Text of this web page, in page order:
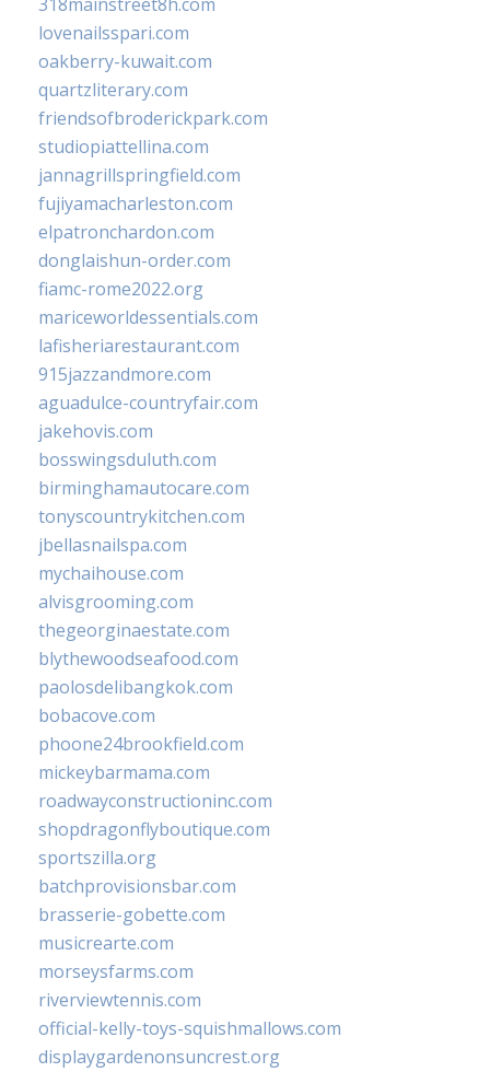
lovenailsspari.com
oakberry-kuwait.com
quartzliterary.com
friendsofbroderickpark.com
studiopiattellina.com
jannagrillspringfield.com
fujiyamacharleston.com
elpatronchardon.com
donglaishun-order.com
fiamc-rome2022.org
mariceworldessentials.com
lafisheriarestaurant.com
915jazzandmore.com
aguadulce-countryfair.com
jakehovis.com
bosswingsduluth.com
birminghamautocare.com
tonyscountrykitchen.com
jbellasnailspa.com
mychaihouse.com
alvisgrooming.com
thegeorginaestate.com
blythewoodseafood.com
paolosdelibangkok.com
bobacove.com
phoone24brookfield.com
mickeybarmama.com
roadwayconstructioninc.com
shopdragonflyboutique.com
sportszilla.org
batchprovisionsbar.com
brasserie-gobette.com
musicrearte.com
morseysfarms.com
riverviewtennis.com
official-kelly-toys-squishmallows.com
displaygardenonsuncrest.org